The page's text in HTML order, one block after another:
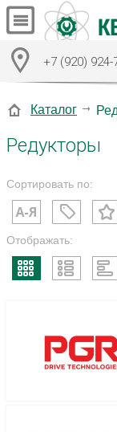
+7 (920) 924-
Каталог
Редукторы
Сортировать по:
Отображать: